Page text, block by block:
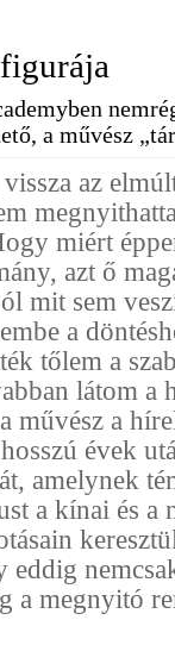
a művész
az
miért
azt ő
mit sem
a
tőlem a
látom a
művész a
évek
amelynek
a kínai és a
eddig
a megnyitó